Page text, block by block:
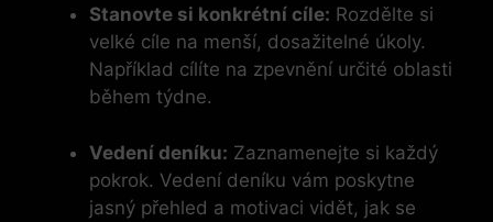
Stanovte si konkrétní cíle: Rozdělte si
velké cíle na menší, dosažitelné úkoly.
Například cílíte na zpevnění určité oblasti
během týdne.
Vedení deníku: Zaznamenejte si každý
pokrok. Vedení deníku vám poskytne
jasný přehled a motivaci vidět, jak se